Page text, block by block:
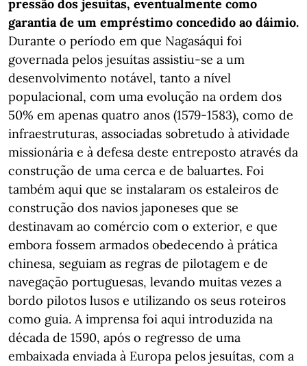
pressão dos jesuítas, eventualmente como
garantia de um empréstimo concedido ao dáimio.
Durante o período em que Nagasáqui foi
governada pelos jesuítas assistiu-se a um
desenvolvimento notável, tanto a nível
populacional, com uma evolução na ordem dos
50% em apenas quatro anos (1579-1583), como de
infraestruturas, associadas sobretudo à atividade
missionária e à defesa deste entreposto através da
construção de uma cerca e de baluartes. Foi
também aqui que se instalaram os estaleiros de
construção dos navios japoneses que se
destinavam ao comércio com o exterior, e que
embora fossem armados obedecendo à prática
chinesa, seguiam as regras de pilotagem e de
navegação portuguesas, levando muitas vezes a
bordo pilotos lusos e utilizando os seus roteiros
como guia. A imprensa foi aqui introduzida na
década de 1590, após o regresso de uma
embaixada enviada à Europa pelos jesuítas, com a